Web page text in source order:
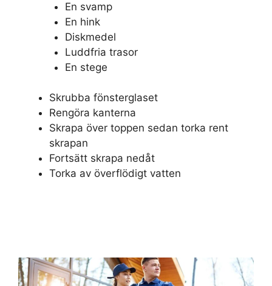
En svamp
En hink
Diskmedel
Luddfria trasor
En stege
Skrubba fönsterglaset
Rengöra kanterna
Skrapa över toppen sedan torka rent
skrapan
Fortsätt skrapa nedåt
Torka av överflödigt vatten